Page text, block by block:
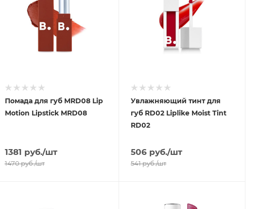
Помада для губ MRD08 Lip
Motion Lipstick MRD08
1381 руб./шт
1470руб./шт
Увлажняющий тинт для
губ RD02 Liplike Moist Tint
RD02
506 руб./шт
541руб./шт